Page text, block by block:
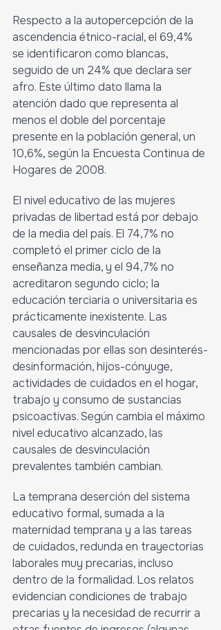
Respecto a la autopercepción de la
ascendencia étnico-racial, el 69,4%
se identificaron como blancas,
seguido de un 24% que declara ser
afro. Este último dato llama la
atención dado que representa al
menos el doble del porcentaje
presente en la población general, un
10,6%, según la Encuesta Continua de
Hogares de 2008.
El nivel educativo de las mujeres
privadas de libertad está por debajo
de la media del país. El 74,7% no
completó el primer ciclo de la
enseñanza media, y el 94,7% no
acreditaron segundo ciclo; la
educación terciaria o universitaria es
prácticamente inexistente. Las
causales de desvinculación
mencionadas por ellas son desinterés-
desinformación, hijos-cónyuge,
actividades de cuidados en el hogar,
trabajo y consumo de sustancias
psicoactivas. Según cambia el máximo
nivel educativo alcanzado, las
causales de desvinculación
prevalentes también cambian.
La temprana deserción del sistema
educativo formal, sumada a la
maternidad temprana y a las tareas
de cuidados, redunda en trayectorias
laborales muy precarias, incluso
dentro de la formalidad. Los relatos
evidencian condiciones de trabajo
precarias y la necesidad de recurrir a